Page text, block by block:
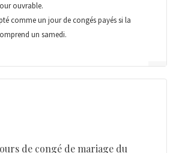
ouvrable.
comme un jour de congés payés si la
un samedi.
de congé de mariage du